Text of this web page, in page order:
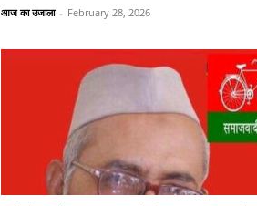
आज का उजाला - February 28, 2026